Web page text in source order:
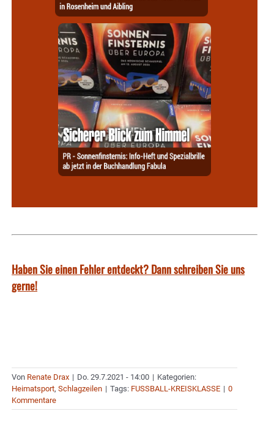
Haben Sie einen Fehler entdeckt? Dann schreiben Sie uns
gerne!
Von Renate Drax | Do. 29.7.2021 - 14:00 | Kategorien:
Heimatsport, Schlagzeilen | Tags: FUSSBALL-KREISKLASSE | 0
Kommentare